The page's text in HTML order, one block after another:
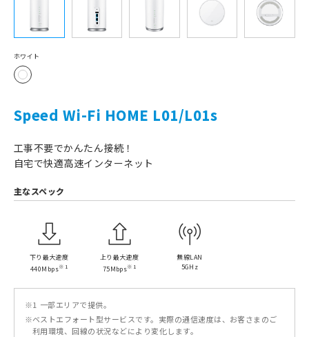
ホワイト
Speed Wi-Fi HOME L01/L01s
工事不要でかんたん接続！
自宅で快適高速インターネット
主なスペック
下り最大速度
440Mbps※1
上り最大速度
75Mbps※1
無線LAN
5GHz
※1 一部エリアで提供。
※ベストエフォート型サービスです。実際の通信速度は、お客さまのご
利用環境、回線の状況などにより変化します。